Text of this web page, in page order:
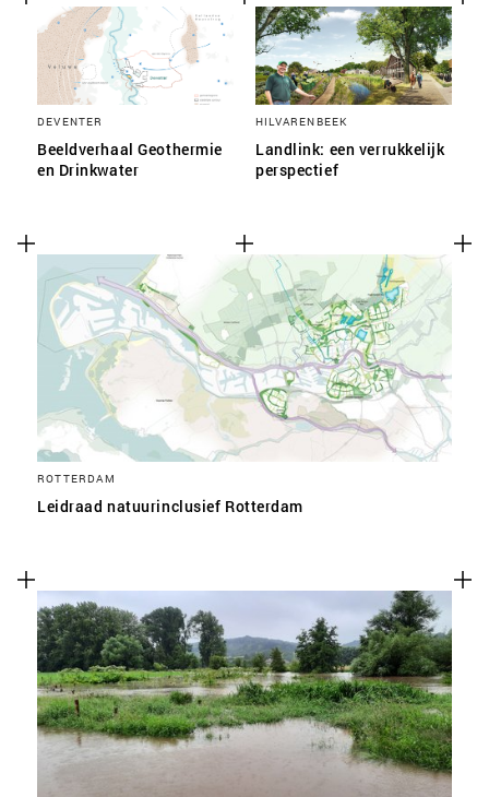
DEVENTER
Beeldverhaal Geothermie
en Drinkwater
HILVARENBEEK
Landlink: een verrukkelijk
perspectief
ROTTERDAM
Leidraad natuurinclusief Rotterdam